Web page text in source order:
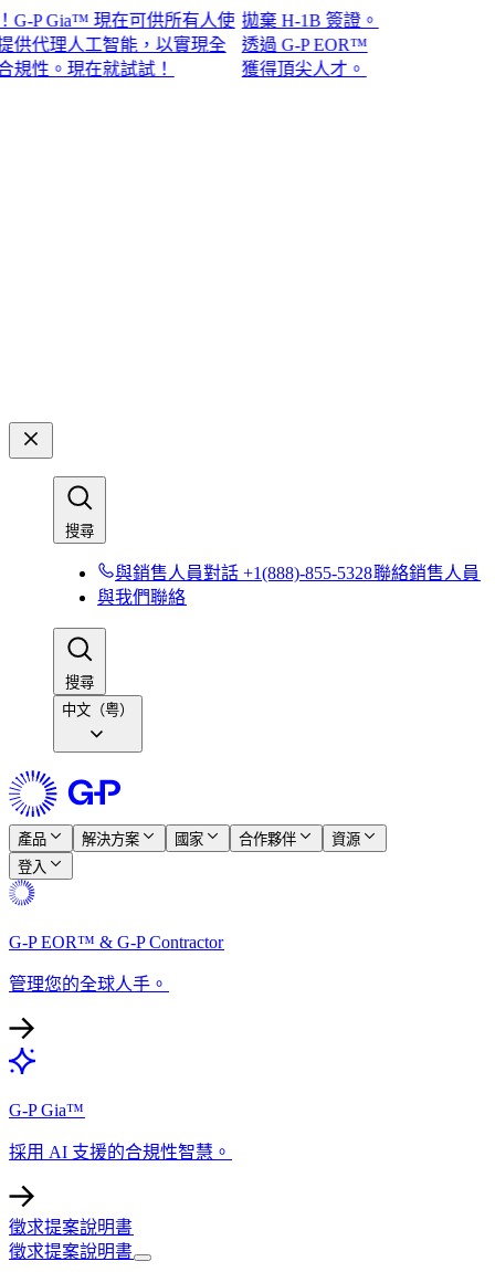
Gia™ 現在可供所有人使
理人工智能，以實現全
。現在就試試！​​
拋棄 H-1B 簽證。
透過 G-P EOR™
獲得頂尖人才。​​
搜尋​​
與銷售人員對話 +1(888)-855-5328​​聯絡銷售人員​​
與我們聯絡​​
搜尋​​
中文（粤）
產品​​ 解決方案​​ 國家​​ 合作夥伴​​
資源​​
登入​​
G-P EOR™ & G-P Contractor​​
管理您的全球人手。​​
G-P Gia™​​
採用 AI 支援的合規性智慧。​​
徵求提案說明書​​
徵求提案說明書​​